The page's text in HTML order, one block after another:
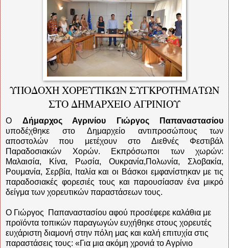
ΥΠΟΔΟΧΗ ΧΟΡΕΥΤΙΚΏΝ ΣΥΓΚΡΟΤΗΜΑΤΩΝ
ΣΤΟ ΔΗΜΑΡΧΕΙΟ ΑΓΡΙΝΙΟΥ
Ο Δήμαρχος Αγρινίου Γιώργος Παπαναστασίου
υποδέχθηκε στο Δημαρχείο αντιπροσώπους των
αποστολών που μετέχουν στο Διεθνές Φεστιβάλ
Παραδοσιακών Χορών. Εκπρόσωποι των χωρών:
Μαλαισία, Κίνα, Ρωσία, Ουκρανία,Πολωνία, Σλοβακία,
Ρουμανία, Σερβία, Ιταλία και οι Βάσκοι εμφανίστηκαν με τις
παραδοσιακές φορεσιές τους και παρουσίασαν ένα μικρό
δείγμα των χορευτικών παραστάσεων τους.
Ο Γιώργος
Παπαναστασίου αφού προσέφερε καλάθια με
προϊόντα τοπικών παραγωγών ευχήθηκε στους χορευτές
ευχάριστη διαμονή στην πόλη μας και καλή επιτυχία στις
παραστάσεις τους: «Για μια ακόμη χρονιά το Αγρίνιο